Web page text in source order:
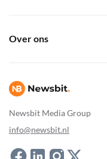
Newsbit Media Group
info@newsbit.nl
Over ons